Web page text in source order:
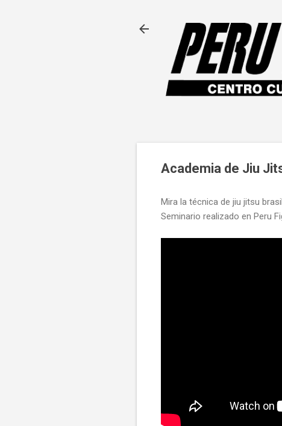
Academia de Jiu
Mira la técnica de jiu jitsu
Seminario realizado en Peru